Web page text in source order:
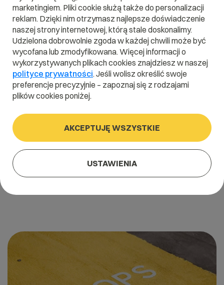
18 lutego 2022
Ile produktów obsłuży WooCommerce?
Szacuje się, że w Polsce funkcjonuje około 100 tysięcy sklepów
marketingiem. Pliki cookie służą także do personalizacji
reklam. Dzięki nim otrzymasz najlepsze doświadczenie
naszej strony internetowej, którą stale doskonalimy.
Udzielona dobrowolnie zgoda w każdej chwili może być
wycofana lub zmodyfikowana. Więcej informacji o
wykorzystywanych plikach cookies znajdziesz w naszej
polityce prywatności. Jeśli wolisz określić swoje
preferencje precyzyjnie – zapoznaj się z rodzajami
plików cookies poniżej.
AKCEPTUJĘ WSZYSTKIE
USTAWIENIA